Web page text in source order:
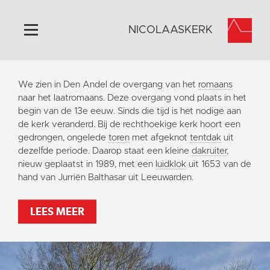
Home
Algemeen
Historie
Omgeving
Activiteiten
Steun ons
Contact
Vaktaal
NICOLAASKERK
We zien in Den Andel de overgang van het romaans
naar het laatromaans. Deze overgang vond plaats in het
begin van de 13e eeuw. Sinds die tijd is het nodige aan
de kerk veranderd. Bij de rechthoekige kerk hoort een
gedrongen, ongelede toren met afgeknot tentdak uit
dezelfde periode. Daarop staat een kleine dakruiter,
nieuw geplaatst in 1989, met een luidklok uit 1653 van de
hand van Jurriën Balthasar uit Leeuwarden.
LEES MEER